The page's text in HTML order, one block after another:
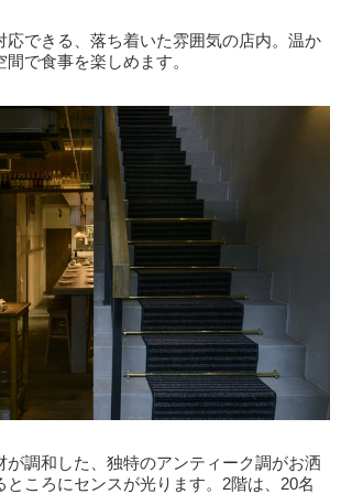
応できる、落ち着いた雰囲気の店内。温か
で食事を楽しめます。
が調和した、独特のアンティーク調がお洒
ところにセンスが光ります。2階は、20名